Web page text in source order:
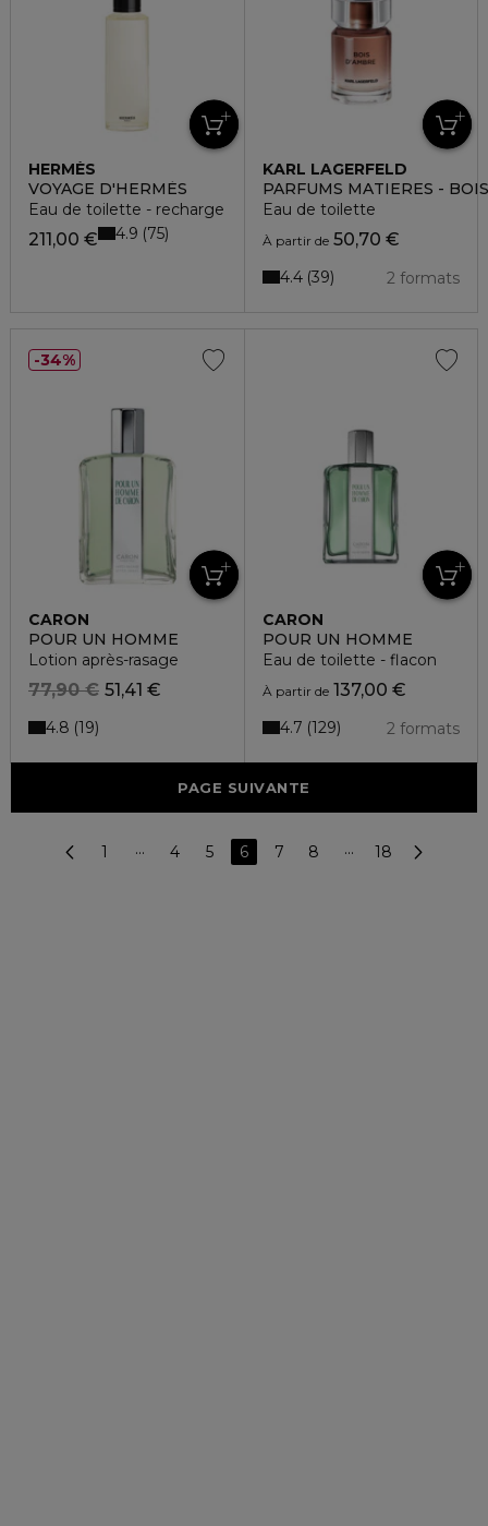
HERMÈS
VOYAGE D'HERMÈS
Eau de toilette - recharge
211,00 € 4.9 75
KARL LAGERFELD
PARFUMS MATIERES -
Eau de toilette
À partir de50,70 €
2 formats
4.4 39
CARON
POUR UN HOMME
Lotion après-rasage
51,41 €
77,90 €
4.8 19
34%
CARON
POUR UN HOMME
Eau de toilette - flacon
À partir de137,00 €
2 formats
4.7 129
PAGE SUIVANTE
1 ··· 4 5 6 7 8 ··· 18